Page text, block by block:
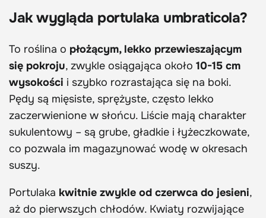
Jak wygląda portulaka umbraticola?
To roślina o płożącym, lekko przewieszającym
się pokroju, zwykle osiągająca około 10-15 cm
wysokości i szybko rozrastająca się na boki.
Pędy są mięsiste, sprężyste, często lekko
zaczerwienione w słońcu. Liście mają charakter
sukulentowy – są grube, gładkie i łyżeczkowate,
co pozwala im magazynować wodę w okresach
suszy.
Portulaka kwitnie zwykle od czerwca do jesieni,
aż do pierwszych chłodów. Kwiaty rozwijające